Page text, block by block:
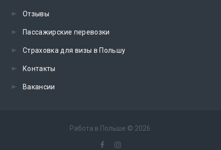
Отзывы
Пассажирские перевозки
Страховка для визы в Польшу
Контакты
Вакансии
Работа в Польше © 2026